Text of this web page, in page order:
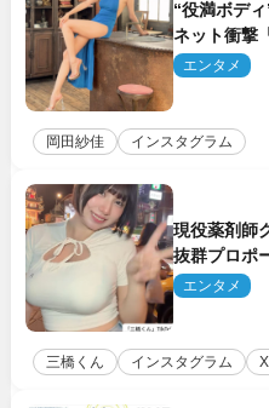
“役満ボデ
ネット衝撃
エンタメ
岡田紗佳 インスタグラム
現役薬剤師
抜群プロポ
「すっっっ
エンタメ
三橋くん インスタグラム